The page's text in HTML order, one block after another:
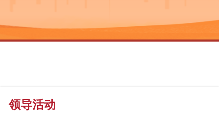
领导活动